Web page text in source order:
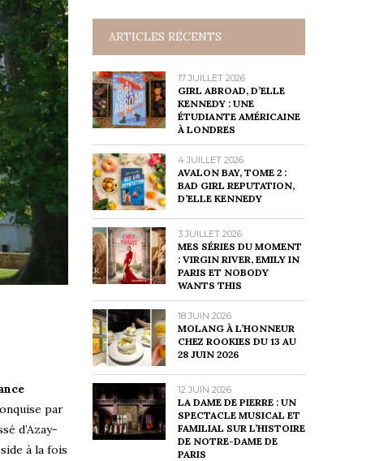
par
d’Azay-
à la fois
ARTICLES RÉCENTS
17 JUILLET 2026
GIRL ABROAD, D’ELLE
KENNEDY : UNE
ÉTUDIANTE AMÉRICAINE
À LONDRES
4 JUILLET 2026
AVALON BAY, TOME 2 :
BAD GIRL REPUTATION,
D’ELLE KENNEDY
3 JUILLET 2026
MES SÉRIES DU MOMENT
: VIRGIN RIVER, EMILY IN
PARIS ET NOBODY
WANTS THIS
18 JUIN 2026
MOLANG À L’HONNEUR
CHEZ ROOKIES DU 13 AU
28 JUIN 2026
12 JUIN 2026
LA DAME DE PIERRE : UN
SPECTACLE MUSICAL ET
FAMILIAL SUR L’HISTOIRE
DE NOTRE-DAME DE
PARIS